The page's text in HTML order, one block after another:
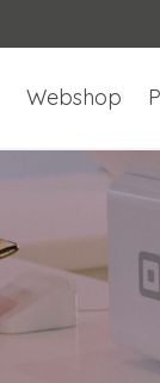
Webshop